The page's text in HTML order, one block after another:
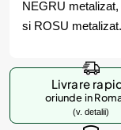
NEGRU
si ROSU metalizat.
Livrare
oriunde in
(v. detalii)